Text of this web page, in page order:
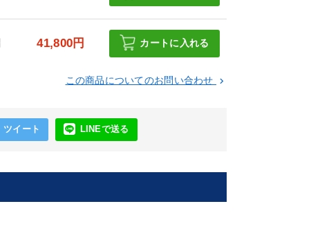
41,800円 カートに入れる
この商品についてのお問い合わせ keyboard_arrow_right
ツイート LINEで送る